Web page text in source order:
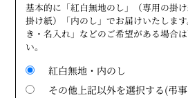
基本的に「紅白無地のし」（専用の掛
掛け紙）「内のし」でお届けいたしま
き・名入れ」などのご希望がある場合
い。
紅白無地・内のし
その他上記以外を選択する(弔